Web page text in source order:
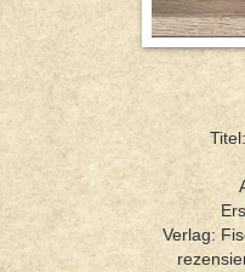
Verlag: